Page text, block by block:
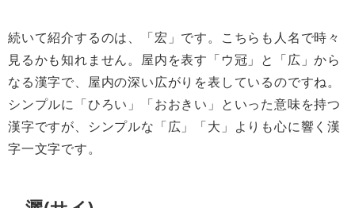
続いて紹介するのは、「宏」です。こちらも人名で時々
見るかも知れません。屋内を表す「ウ冠」と「広」から
なる漢字で、屋内の深い広がりを表しているのですね。
シンプルに「ひろい」「おおきい」といった意味を持つ
漢字ですが、シンプルな「広」「大」よりも心に響く漢
字一文字です。